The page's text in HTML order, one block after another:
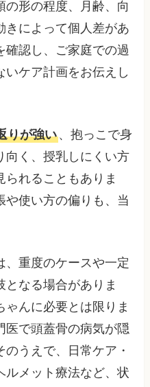
の形の程度、月齢、向
きによって個人差があ
確認し、ご家庭での過
いケア計画をお伝えし
りが強い、抱っこで身
向く、授乳しにくい方
られることもありま
や使い方の偏りも、当
、重度のケースや一定
なる場合がありま
んに必要とは限りま
医で頭蓋骨の病気が隠
うえで、日常ケア・
ルメット療法など、状